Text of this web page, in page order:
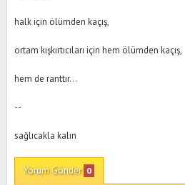
halk için ölümden kaçış,
ortam kışkırtıcıları için hem ölümden kaçış,
hem de ranttır...
--
sağlıcakla kalın
Yorum Gönder 0